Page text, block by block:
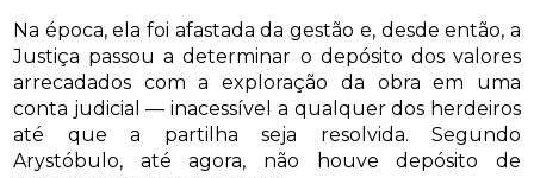
Na época, ela foi afastada da gestão e, desde então, a
Justiça passou a determinar o depósito dos valores
arrecadados com a exploração da obra em uma
conta judicial — inacessível a qualquer dos herdeiros
até que a partilha seja resolvida. Segundo
Arystóbulo, até agora, não houve depósito de